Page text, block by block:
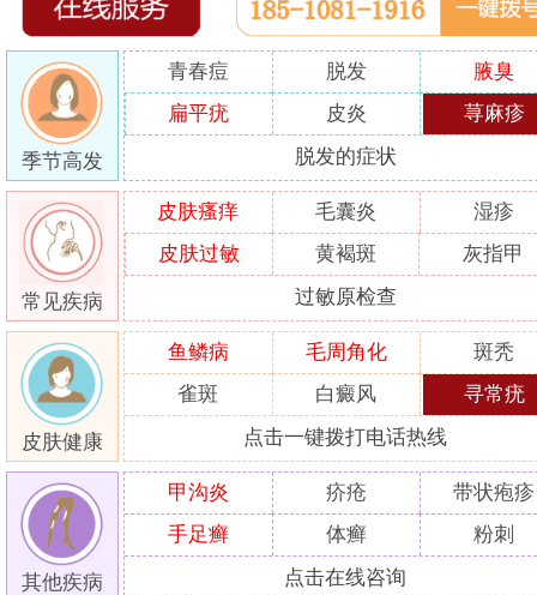
季节高发
青春痘 脱发
腋臭
扁平疣
皮炎 荨麻疹
脱发的症状
常见疾病
皮肤瘙痒 毛囊炎
湿疹
皮肤过敏
黄褐斑 灰指甲
过敏原检查
皮肤健康
鱼鳞病 毛周角化
斑秃
雀斑
白癜风 寻常疣
点击一键拨打电话热线
其他疾病
甲沟炎 疥疮
带状疱疹
手足癣
体癣 粉刺
点击在线咨询